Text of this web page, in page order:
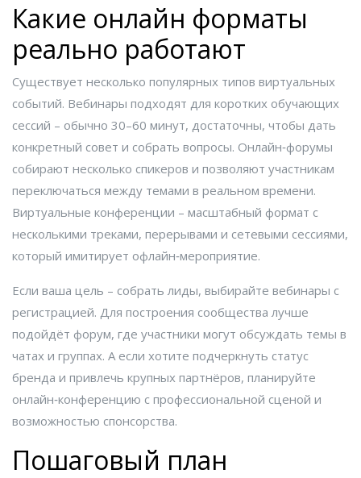
Какие онлайн форматы
реально работают
Существует несколько популярных типов виртуальных
событий. Вебинары подходят для коротких обучающих
сессий – обычно 30–60 минут, достаточны, чтобы дать
конкретный совет и собрать вопросы. Онлайн‑форумы
собирают несколько спикеров и позволяют участникам
переключаться между темами в реальном времени.
Виртуальные конференции – масштабный формат с
несколькими треками, перерывами и сетевыми сессиями,
который имитирует офлайн‑мероприятие.
Если ваша цель – собрать лиды, выбирайте вебинары с
регистрацией. Для построения сообщества лучше
подойдёт форум, где участники могут обсуждать темы в
чатах и группах. А если хотите подчеркнуть статус
бренда и привлечь крупных партнёров, планируйте
онлайн‑конференцию с профессиональной сценой и
возможностью спонсорства.
Пошаговый план